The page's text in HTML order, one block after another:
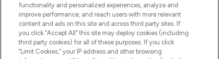
Do Not Sell or Share My Personal
Information
HELP & INFORMATIE
functionality and personalized experiences, analyze and
improve performance, and reach users with more relevant
content and ads on this site and across third party sites. If
you click “Accept All” this site may deploy cookies (including
third party cookies) for all of these purposes. If you click
“Limit Cookies,” your IP address and other browsing